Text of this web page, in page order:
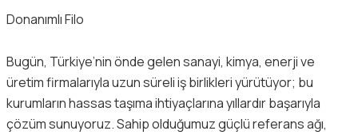
Donanımlı Filo
Bugün, Türkiye’nin önde gelen sanayi, kimya, enerji ve
üretim firmalarıyla uzun süreli iş birlikleri yürütüyor; bu
kurumların hassas taşıma ihtiyaçlarına yıllardır başarıyla
çözüm sunuyoruz. Sahip olduğumuz güçlü referans ağı,